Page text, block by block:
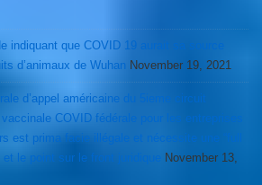
indiquant que COVID 19 aurait sa source
d’animaux de Wuhan November 19, 2021
d’appel américaine du 5ieme circuit
fédérale pour les entreprises
est prima facie illégale et nécessite une “full
le point sur le front juridique
November 13,